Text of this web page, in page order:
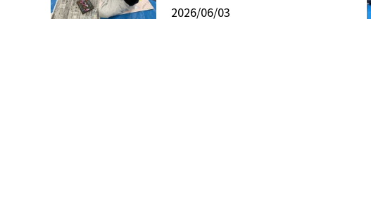
2026/06/03